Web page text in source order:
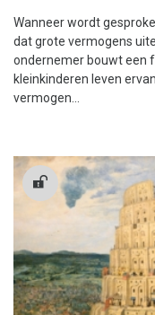
Wanneer wordt
dat grote vermogens
ondernemer bouwt een
kleinkinderen leven
vermogen...